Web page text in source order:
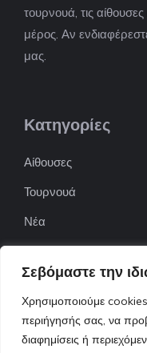
Σεβόμαστε την
Χρησιμοποιούμε cookies
περιήγησής σας, να
διαφημίσεις ή
τουρνουά, τις
μέρος. Αν
μας.
Κατηγορίες
Αίθουσες
Τουρνουά
Νέα
ΠΟΦΕΠΑ
ΕΦΟΕΠΑ
Επικοινωνία